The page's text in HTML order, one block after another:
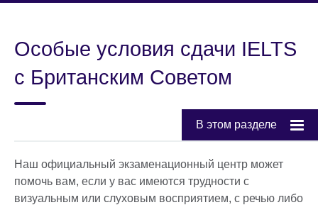
Особые условия сдачи IELTS
с Британским Советом
В этом разделе
Наш официальный экзаменационный центр может
помочь вам, если у вас имеются трудности с
визуальным или слуховым восприятием, с речью либо